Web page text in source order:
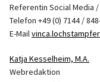
Referentin Social Media
Telefon +49 (0) 7144 /
E-Mail
Katja Kesselheim, M.A.
Webredaktion